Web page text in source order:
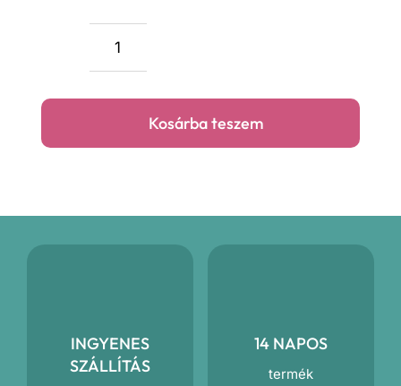
Szuperhősök
szettKosárba teszem
INGYENES
SZÁLLÍTÁS
14 NAPOS
termék